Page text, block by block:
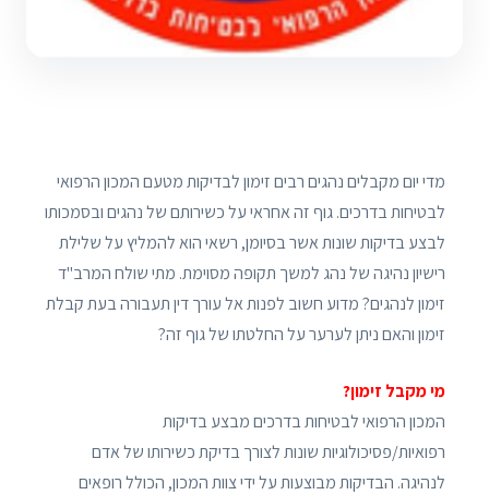
מדי יום מקבלים נהגים רבים זימון לבדיקות מטעם המכון הרפואי
לבטיחות בדרכים. גוף זה אחראי על כשירותם של נהגים ובסמכותו
לבצע בדיקות שונות אשר בסיומן, רשאי הוא להמליץ על שלילת
רישיון נהיגה של נהג למשך תקופה מסוימת. מתי שולח המרב"ד
זימון לנהגים? מדוע חשוב לפנות אל עורך דין תעבורה בעת קבלת
זימון והאם ניתן לערער על החלטתו של גוף זה?
מי מקבל זימון?
המכון הרפואי לבטיחות בדרכים מבצע בדיקות
רפואיות/פסיכולוגיות שונות לצורך בדיקת כשירותו של אדם
לנהיגה. הבדיקות מבוצעות על ידי צוות המכון, הכולל רופאים